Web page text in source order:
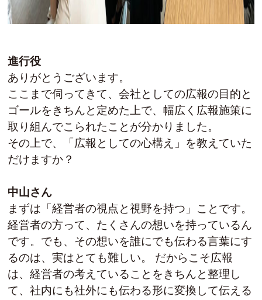
進行役
ありがとうございます。
ここまで伺ってきて、会社としての広報の目的と
ゴールをきちんと定めた上で、幅広く広報施策に
取り組んでこられたことが分かりました。
その上で、「広報としての心構え」を教えていた
だけますか？
中山さん
まずは「経営者の視点と視野を持つ」ことです。
経営者の方って、たくさんの想いを持っているん
です。でも、その想いを誰にでも伝わる言葉にす
るのは、実はとても難しい。 だからこそ広報
は、経営者の考えていることをきちんと整理し
て、社内にも社外にも伝わる形に変換して伝える